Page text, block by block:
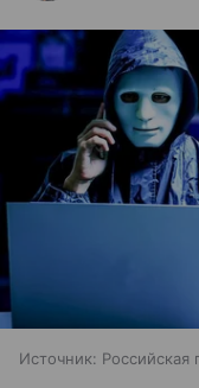
Источник: Российская